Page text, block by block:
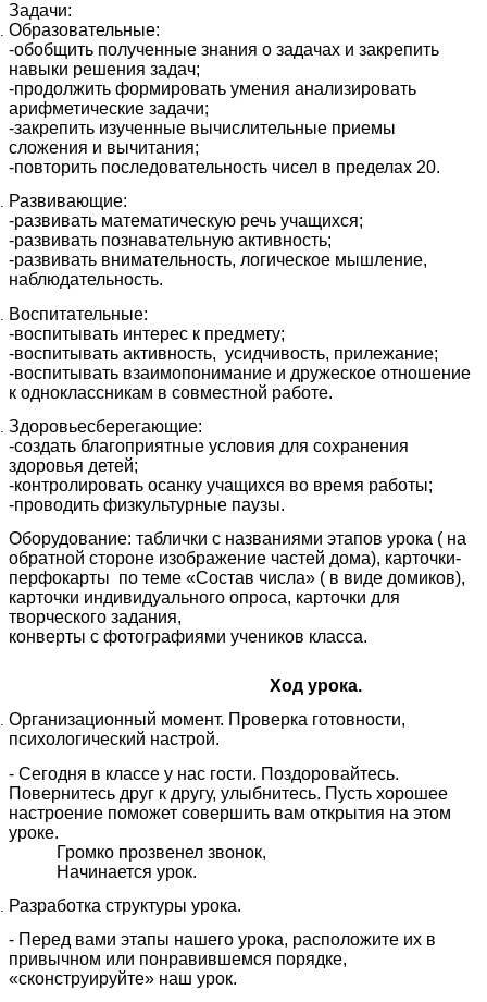
Задачи:
Образовательные:
-обобщить полученные знания о задачах и закрепить
навыки решения задач;
-продолжить формировать умения анализировать
арифметические задачи;
-закрепить изученные вычислительные приемы
сложения и вычитания;
-повторить последовательность чисел в пределах 20.
Развивающие:
-развивать математическую речь учащихся;
-развивать познавательную активность;
-развивать внимательность, логическое мышление,
наблюдательность.
Воспитательные:
-воспитывать интерес к предмету;
-воспитывать активность, усидчивость, прилежание;
-воспитывать взаимопонимание и дружеское отношение
к одноклассникам в совместной работе.
Здоровьесберегающие:
-создать благоприятные условия для сохранения
здоровья детей;
-контролировать осанку учащихся во время работы;
-проводить физкультурные паузы.
Оборудование: таблички с названиями этапов урока ( на
обратной стороне изображение частей дома), карточки-
перфокарты по теме «Состав числа» ( в виде домиков),
карточки индивидуального опроса, карточки для
творческого задания,
конверты с фотографиями учеников класса.
Ход урока.
Организационный момент. Проверка готовности,
психологический настрой.
- Сегодня в классе у нас гости. Поздоровайтесь.
Повернитесь друг к другу, улыбнитесь. Пусть хорошее
настроение поможет совершить вам открытия на этом
уроке.
Громко прозвенел звонок,
Начинается урок.
Разработка структуры урока.
- Перед вами этапы нашего урока, расположите их в
привычном или понравившемся порядке,
«сконструируйте» наш урок.